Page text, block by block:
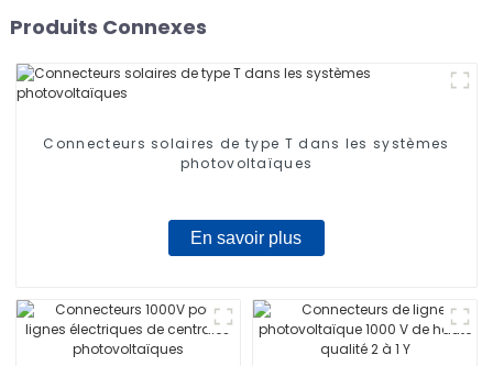
Produits Connexes
Connecteurs solaires de type T dans les systèmes
photovoltaïques
En savoir plus